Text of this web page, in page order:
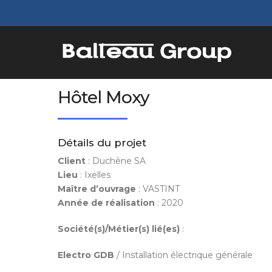
Hôtel Moxy
Détails du projet
Client: Duchêne SA
Lieu : Ixelles
Maître d’ouvrage : VASTINT
Année de réalisation : 2020
Société(s)/Métier(s) lié(es):
Electro GDB / Installation électrique générale